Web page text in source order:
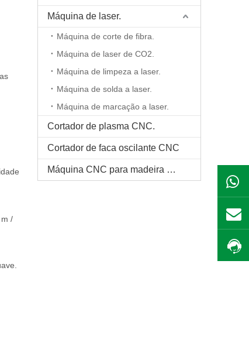
/
Máquina de laser.
Máquina de corte de fibra.
Máquina de laser de CO2.
Máquina de limpeza a laser.
Máquina de solda a laser.
Máquina de marcação a laser.
Cortador de plasma CNC.
Cortador de faca oscilante CNC
Máquina CNC para madeira maciça